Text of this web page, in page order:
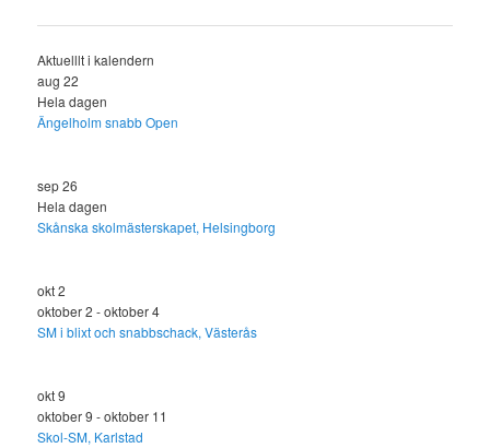
Aktuelllt i kalendern
aug22
Hela dagen
Ängelholm snabb Open
sep26
Hela dagen
Skånska skolmästerskapet, Helsingborg
okt2
oktober 2 -oktober 4
SM i blixt och snabbschack, Västerås
okt9
oktober 9 -oktober 11
Skol-SM, Karlstad